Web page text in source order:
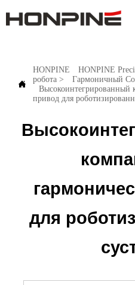

HONPINE HONPINE
робота> Гармоничный
Высокоинтегрированный
привод для
для